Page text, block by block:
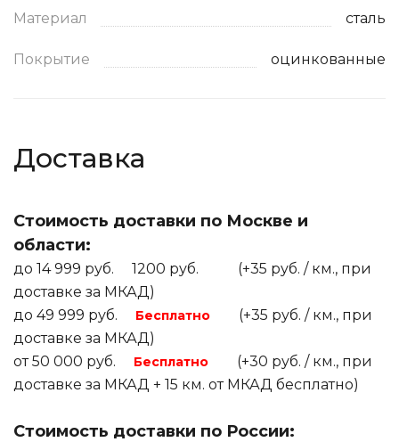
Материал сталь
Покрытие оцинкованные
Доставка
Стоимость доставки по Москве и
области:
до 14 999 руб. 1200 руб. (+35 руб. / км., при
доставке за МКАД)
до 49 999 руб.
Бесплатно
(+35 руб. / км., при
доставке за МКАД)
от 50 000 руб.
Бесплатно
(+30 руб. / км., при
доставке за МКАД + 15 км. от МКАД бесплатно)
Стоимость доставки по России: